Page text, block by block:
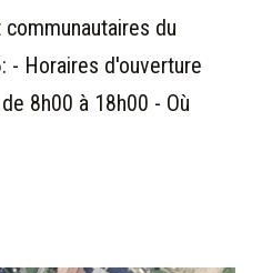
du
- Horaires d'ouverture
8h00 à 18h00 - Où